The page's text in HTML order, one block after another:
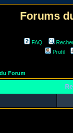
Forums
FAQ
Profil
Forum